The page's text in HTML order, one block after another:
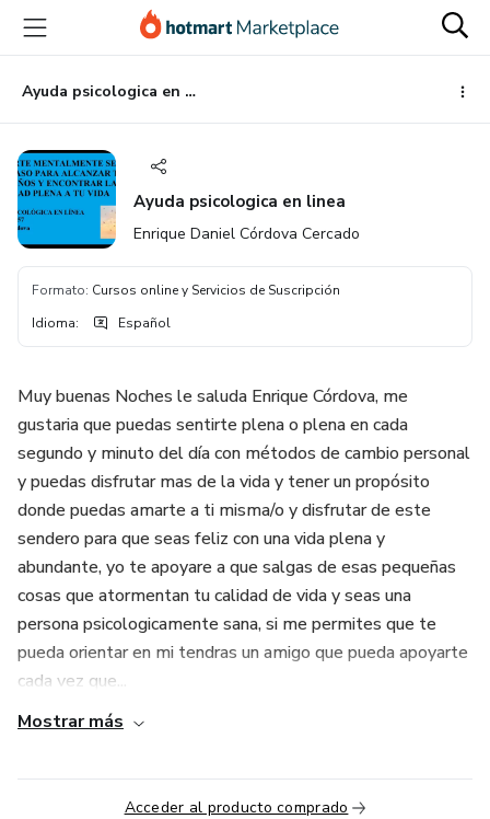
principal
página
de
página
Ayuda psicologica en linea
Ayuda psicologica en linea
Enrique Daniel Córdova Cercado
Formato: Cursos online y Servicios de Suscripción
Idioma: Español
Muy buenas Noches le saluda Enrique Córdova, me
gustaria que puedas sentirte plena o plena en cada
segundo y minuto del día con métodos de cambio personal
y puedas disfrutar mas de la vida y tener un propósito
donde puedas amarte a ti misma/o y disfrutar de este
sendero para que seas feliz con una vida plena y
abundante, yo te apoyare a que salgas de esas pequeñas
cosas que atormentan tu calidad de vida y seas una
persona psicologicamente sana, si me permites que te
pueda orientar en mi tendras un amigo que pueda apoyarte
cada vez que...
Mostrar más
Acceder al producto comprado